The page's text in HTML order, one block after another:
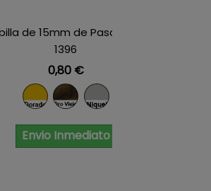
de 15mm de Paso - Ref.
1396
Precio
0,80 €
DoradoOro Viejo
Niquel
Envio Inmediato